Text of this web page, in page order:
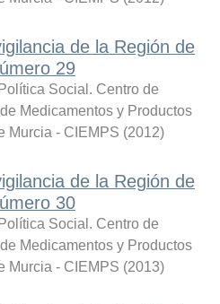
de la Región de
29
Social. Centro de
Medicamentos y Productos
Murcia - CIEMPS (2012)
de la Región de
30
Social. Centro de
Medicamentos y Productos
Murcia - CIEMPS (2013)